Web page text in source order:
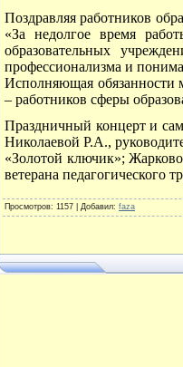
Поздравляя работников
«За недолгое время
образовательных
профессионализма и
Исполняющая обязанности
– работников сферы
Праздничный концерт и
Николаевой Р.А.,
«Золотой ключик»;
ветерана
Просмотров: 1157 | Добавил: faza